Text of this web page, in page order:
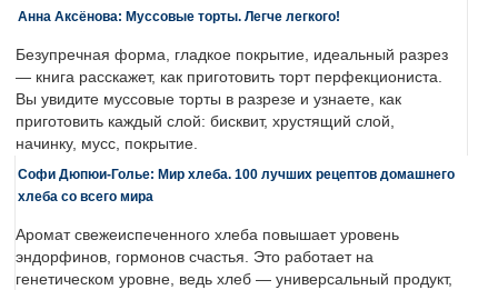
Анна Аксёнова: Муссовые торты. Легче легкого!
Безупречная форма, гладкое покрытие, идеальный разрез
— книга расскажет, как приготовить торт перфекциониста.
Вы увидите муссовые торты в разрезе и узнаете, как
приготовить каждый слой: бисквит, хрустящий слой,
начинку, мусс, покрытие.
Софи Дюпюи-Голье: Мир хлеба. 100 лучших рецептов домашнего
хлеба со всего мира
Аромат свежеиспеченного хлеба повышает уровень
эндорфинов, гормонов счастья. Это работает на
генетическом уровне, ведь хлеб — универсальный продукт,